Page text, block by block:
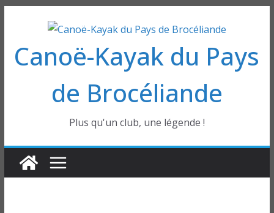
contenu
Canoë-Kayak du Pays
de Brocéliande
Plus qu'un club, une légende !